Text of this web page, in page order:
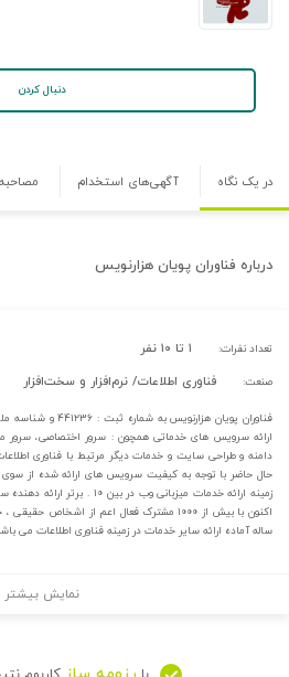
دنبال کردن
در یک نگاه آگهی‌های استخدام
درباره فناوران پویان هزارنویس
تعداد نفرات: ۱ تا ۱۰ نفر
صنعت: فناوری اطلاعات/ نرم‌افزار و سخت‌افزار
ارائه سرویس های خدماتی همچون : سرور اختصاصی، سرور
دامنه و طراحی سایت و خدمات دیگر مرتبط با فناوری اطلاعات
حال حاضر با توجه به کیفیت سرویس های ارائه شده از
زمینه ارائه خدمات میزبانی وب
اکنون با بیش از ۱۰۰۰ مشترک فعال اعم از
ساله آماده ارائه سایر خدمات در زمینه فناوری اطلاعات می
نمایش بیشتر